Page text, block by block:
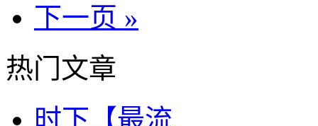
下一页 »
热门文章
时下【最流